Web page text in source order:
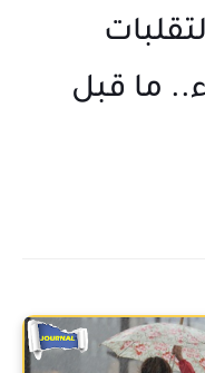
ما قبل